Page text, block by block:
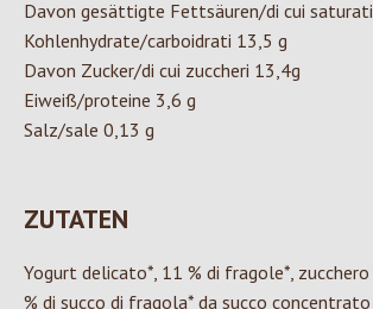
Davon gesättigte Fettsäuren/di cui
Kohlenhydrate/carboidrati 13,5 g
Davon Zucker/di cui zuccheri 13,4g
Eiweiß/proteine 3,6 g
Salz/sale 0,13 g
ZUTATEN
Yogurt delicato*, 11 % di fragole*,
% di succo di fragola* da succo